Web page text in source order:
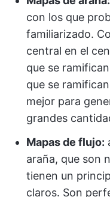
con los que
familiarizado.
central en el
que se
que se
mejor para
grandes
Mapas de flujo:
araña, que son
tienen un
claros. Son